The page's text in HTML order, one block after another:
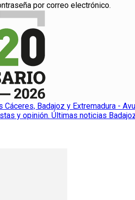
por correo electrónico.